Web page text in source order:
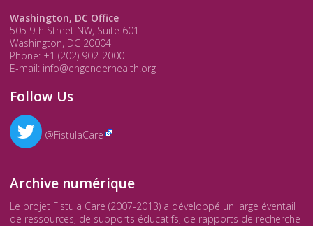
Washington, DC Office
505 9th Street NW, Suite 601
Washington, DC 20004
Phone: +1 (202) 902-2000
E-mail: info@engenderhealth.org
Follow Us
@FistulaCare
Archive numérique
Le projet Fistula Care (2007-2013) a développé un large éventail
de ressources, de supports éducatifs, de rapports de recherche